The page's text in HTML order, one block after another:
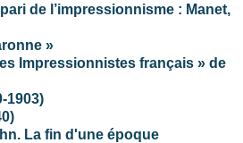
de l’impressionnisme : Manet,
»
Impressionnistes français » de
1903)
La fin d'une époque